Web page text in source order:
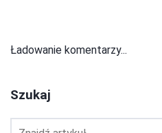
Ładowanie komentarzy...
Szukaj